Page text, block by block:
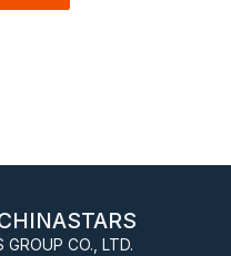
GROUP CO., LTD.